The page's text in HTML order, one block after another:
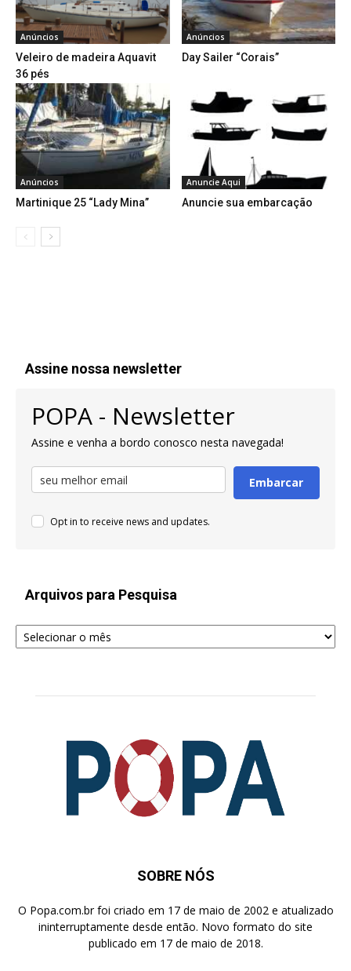
Anúncios
Veleiro de madeira Aquavit
36 pés
Anúncios
Day Sailer “Corais”
Anúncios
Martinique 25 “Lady Mina”
Anuncie Aqui
Anuncie sua embarcação
Assine nossa newsletter
POPA - Newsletter
Assine e venha a bordo conosco nesta navegada!
Embarcar
Opt in to receive news and updates.
Arquivos para Pesquisa
Arquivos
para
SOBRE NÓS
O Popa.com.br foi criado em 17 de maio de 2002 e atualizado
ininterruptamente desde então. Novo formato do site
publicado em 17 de maio de 2018.